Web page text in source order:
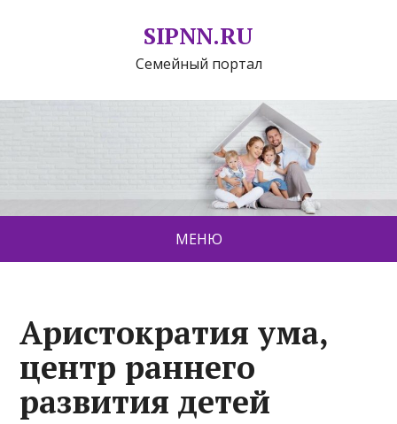
SIPNN.RU
Семейный портал
МЕНЮ
Аристократия ума,
центр раннего
развития детей